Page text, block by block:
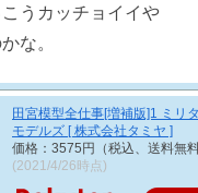
うカッチョイイや
な。
田宮模型全仕事[増補版]1 ミリ
モデルズ [ 株式会社タミヤ ]
価格：3575円（税込、送料無
(2021/4/26時点)